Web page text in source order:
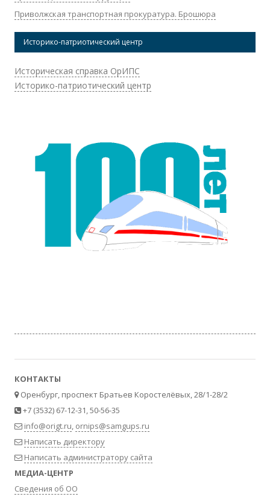
Приволжская транспортная прокуратура. Брошюра
Историко-патриотический центр
Историческая справка ОрИПС
Историко-патриотический центр
КОНТАКТЫ
Оренбург, проспект Братьев Коростелёвых, 28/1-28/2
+7 (3532) 67-12-31, 50-56-35
info@origt.ru, ornips@samgups.ru
Написать директору
Написать администратору сайта
МЕДИА-ЦЕНТР
Сведения об ОО